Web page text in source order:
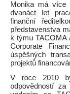
Monika má více
dvanáct let
finanční
představenstva
k týmu TACOMA
Corporate
úspěšných
projektů
V roce 2010
odpovědností